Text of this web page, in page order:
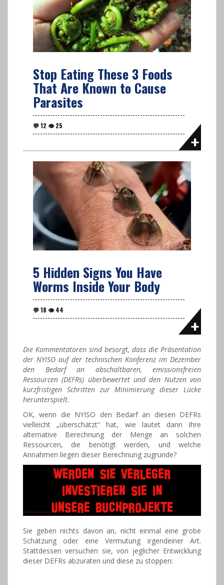
Stop Eating These 3 Foods
That Are Known to Cause
Parasites
5 Hidden Signs You Have
Worms Inside Your Body
Die Kommentatoren sind besorgt, dass die Präsentation
der NYISO auf der technischen Konferenz im Dezember
den Bedarf an abschaltbaren, emissionsfreien
Ressourcen (DEFRs) überbewertet und den Nutzen von
kurzfristigen Schritten zur Minimierung dieser Lücke
herunterspielt.
OK, wenn die NYISO den Bedarf an diesen DEFRs
vielleicht „überschätzt“ hat, wie lautet dann Ihre
alternative Berechnung der Menge an solchen
Ressourcen, die benötigt werden, und welche
Annahmen liegen dieser Berechnung zugrunde?
Sie geben nichts davon an, nicht einmal eine grobe
Schätzung oder eine Vermutung irgendeiner Art.
Stattdessen versuchen sie, von jeglicher Entwicklung
dieser DEFRs abzuraten und diese zu stoppen: